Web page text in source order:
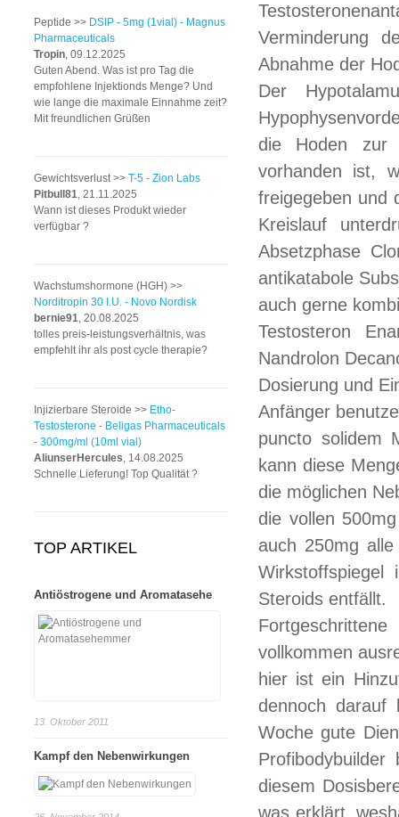
Verminderung
Abnahme der
Der
die Hoden zur
vorhanden ist,
freigegeben und
Kreislauf
Absetzphase
antikatabole
auch gerne
Testosteron
Nandrolon
Dosierung und
Anfänger
puncto solidem
kann diese
die möglichen
die vollen
auch 250mg
Steroids entfällt.
vollkommen
hier ist ein
dennoch darauf
Woche gute
diesem
was erklärt,
Peptide >> DSIP - 5mg (1vial) - Magnus
Pharmaceuticals
Tropin, 09.12.2025
Guten Abend. Was ist pro Tag die
empfohlene Injektionds Menge? Und
wie lange die maximale Einnahme zeit?
Mit freundlichen Grüßen
Gewichtsverlust >> T-5 - Zion Labs
Pitbull81, 21.11.2025
Wann ist dieses Produkt wieder
verfügbar ?
Wachstumshormone (HGH) >>
Norditropin 30 I.U. - Novo Nordisk
bernie91, 20.08.2025
tolles preis-leistungsverhältnis, was
empfehlt ihr als post cycle therapie?
Injizierbare Steroide >> Etho-
Testosterone - Beligas Pharmaceuticals
- 300mg/ml (10ml vial)
AliunserHercules, 14.08.2025
Schnelle Lieferung! Top Qualität ?
TOP ARTIKEL
Antiöstrogene und Aromatasehe
13. Oktober 2011
Kampf den Nebenwirkungen